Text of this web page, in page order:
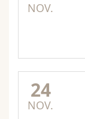
NOV.
24
NOV.